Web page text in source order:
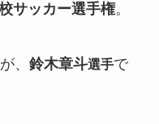
サッカー選手権。
、 鈴木章斗選手で